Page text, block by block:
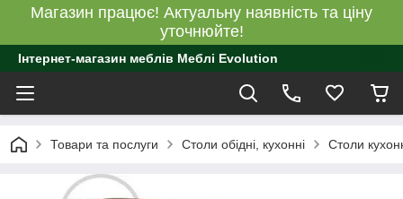
Магазин працює! Актуальну наявність та ціну
уточнюйте!
Інтернет-магазин меблів Меблі Evolution
Товари та послуги Столи обідні, кухонні Столи